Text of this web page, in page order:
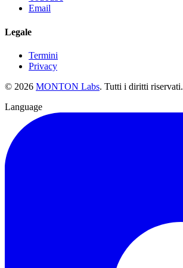
Email
Legale
Termini
Privacy
© 2026 MONTON Labs. Tutti i diritti riservati.
Language